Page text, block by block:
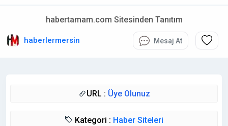
habertamam.com Sitesinden Tanıtım
haberlermersin Mesaj At
URL : Üye Olunuz
Kategori : Haber Siteleri